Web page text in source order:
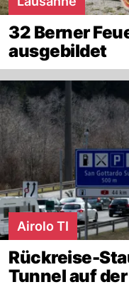
32 Berner
ausgebildet
Airolo TI
Rückreise-
Tunnel auf